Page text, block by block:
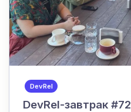
DevRel
DevRel-завтрак #72